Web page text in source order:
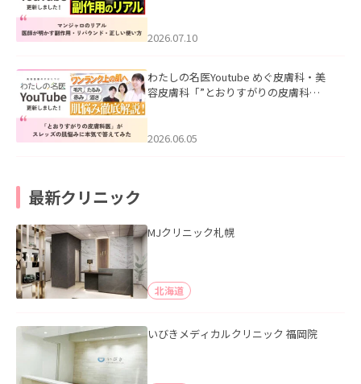
た。
2026.07.10
わたしの名医Youtube めぐ皮膚科・美
容皮膚科「”とおりすがりの皮膚科
2026.06.05
最新クリニック
MJクリニック札幌
北海道
いびきメディカルクリニック 福岡院